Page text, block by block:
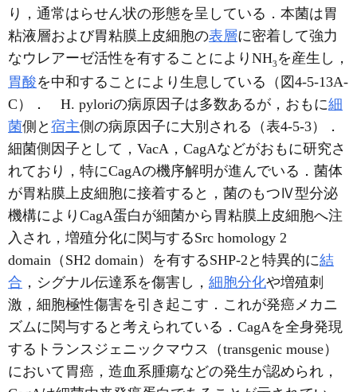
り，通常はらせん状の形態を呈している．本菌は胃
粘液層および胃粘膜上皮細胞の表層に密着して強力
なウレアーゼ活性を有することによりNH3 を産生し，
胃酸を中和することにより生息している（図4-5-13A-
C）． H. pyloriの病原因子は多数あるが，おもに細
菌側と 宿主側の病原因子に大別される（表4-5-3）．
細菌側因子として，VacA，CagAなどがおもに研究さ
れており，特にCagAの機序解明が進んでいる．菌体
が胃粘膜上皮細胞に接着すると，菌のもつⅣ型分泌
機構によりCagA蛋白が細菌から胃粘膜上皮細胞へ注
入され，増殖分化に関与するSrc homology 2
domain（SH2 domain）を有するSHP-2と特異的に結
合 ，シグナル伝達系を傷害し， 細胞分化や増殖刺
激，細胞極性傷害を引き起こす．これが発癌メカニ
ズムに関与すると考えられている．CagAを全身発現
するトランスジェニックマウス（transgenic mouse）
において胃癌，造血系腫瘍などの発生が認められ，